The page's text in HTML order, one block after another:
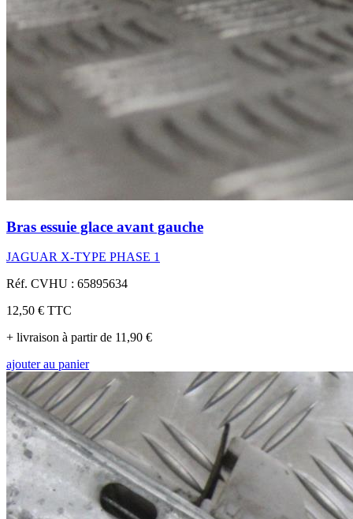
Bras essuie glace avant gauche
JAGUAR X-TYPE PHASE 1
Réf. CVHU : 65895634
12,50 € TTC
+ livraison à partir de 11,90 €
ajouter au panier